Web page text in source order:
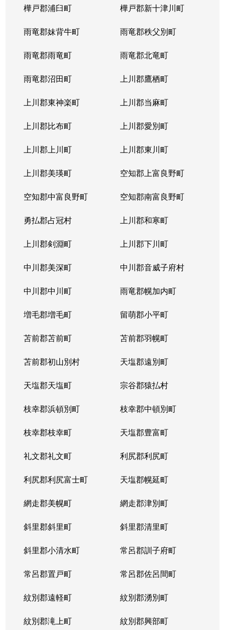
樺戸郡浦臼町 樺戸郡新十津川町
雨竜郡妹背牛町 雨竜郡秩父別町
雨竜郡雨竜町 雨竜郡北竜町
雨竜郡沼田町 上川郡鷹栖町
上川郡東神楽町 上川郡当麻町
上川郡比布町 上川郡愛別町
上川郡上川町 上川郡東川町
上川郡美瑛町 空知郡上富良野町
空知郡中富良野町 空知郡南富良野町
勇払郡占冠村 上川郡和寒町
上川郡剣淵町 上川郡下川町
中川郡美深町 中川郡音威子府村
中川郡中川町 雨竜郡幌加内町
増毛郡増毛町 留萌郡小平町
苫前郡苫前町 苫前郡羽幌町
苫前郡初山別村 天塩郡遠別町
天塩郡天塩町 宗谷郡猿払村
枝幸郡浜頓別町 枝幸郡中頓別町
枝幸郡枝幸町 天塩郡豊富町
礼文郡礼文町 利尻郡利尻町
利尻郡利尻富士町 天塩郡幌延町
網走郡美幌町 網走郡津別町
斜里郡斜里町 斜里郡清里町
斜里郡小清水町 常呂郡訓子府町
常呂郡置戸町 常呂郡佐呂間町
紋別郡遠軽町 紋別郡湧別町
紋別郡滝上町 紋別郡興部町